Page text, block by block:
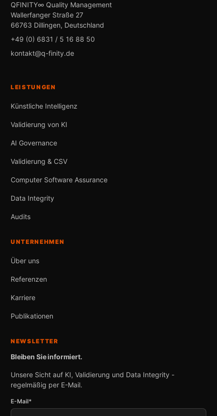
QFINITY∞ Quality Management
Wallerfanger Straße 27
66763 Dillingen, Deutschland
+49 (0) 6831 / 5 16 88 50
kontakt@q-finity.de
LEISTUNGEN
Künstliche Intelligenz
Validierung von KI
AI Governance
Validierung & CSV
Computer Software Assurance
Data Integrity
Audits
UNTERNEHMEN
Über uns
Referenzen
Karriere
Publikationen
NEWSLETTER
Bleiben Sie informiert.
Unsere Sicht auf KI, Validierung und Data Integrity -
regelmäßig per E-Mail.
E-Mail*